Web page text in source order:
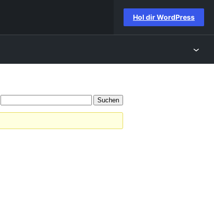
Hol dir WordPress